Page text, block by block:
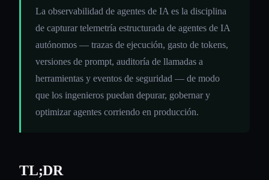
La observabilidad de agentes de IA es la disciplina
de capturar telemetría estructurada de agentes de IA
autónomos — trazas de ejecución, gasto de tokens,
versiones de prompt, auditoría de llamadas a
herramientas y eventos de seguridad — de modo
que los ingenieros puedan depurar, gobernar y
optimizar agentes corriendo en producción.
TL;DR